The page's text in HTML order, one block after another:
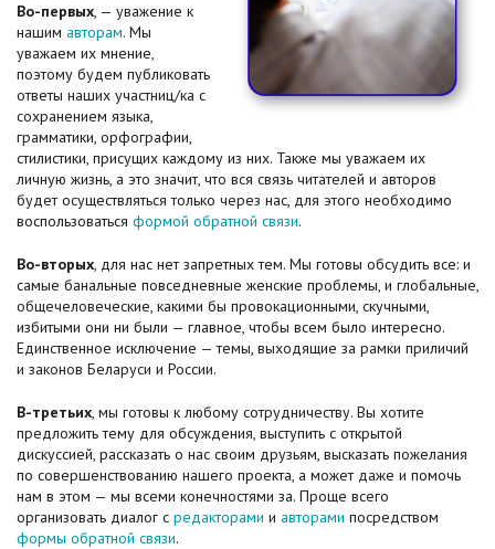
Во-первых, — уважение к
нашим авторам. Мы
уважаем их мнение,
поэтому будем публиковать
ответы наших участниц/ка с
сохранением языка,
грамматики, орфографии,
стилистики, присущих каждому из них. Также мы уважаем их
личную жизнь, а это значит, что вся связь читателей и авторов
будет осуществляться только через нас, для этого необходимо
воспользоваться формой обратной связи.
Во-вторых, для нас нет запретных тем. Мы готовы обсудить все: и
самые банальные повседневные женские проблемы, и глобальные,
общечеловеческие, какими бы провокационными, скучными,
избитыми они ни были — главное, чтобы всем было интересно.
Единственное исключение — темы, выходящие за рамки приличий
и законов Беларуси и России.
В-третьих, мы готовы к любому сотрудничеству. Вы хотите
предложить тему для обсуждения, выступить с открытой
дискуссией, рассказать о нас своим друзьям, высказать пожелания
по совершенствованию нашего проекта, а может даже и помочь
нам в этом — мы всеми конечностями за. Проще всего
организовать диалог с редакторами и авторами посредством
формы обратной связи.